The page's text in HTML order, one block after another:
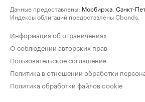
Данные предоставлены: Мосбиржа Санкт-
Индексы облигаций предоставлены Cbonds.
Информация об ограничениях
О соблюдении авторских прав
Пользовательское соглашение
Политика в отношении обработки
Политика обработки файлов cookie